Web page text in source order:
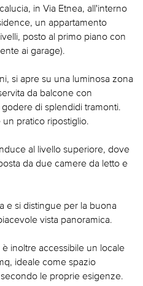
in Via Etnea, all'interno
un appartamento
posto al primo piano con
ai garage).
si apre su una luminosa zona
da balcone con
di splendidi tramonti.
pratico ripostiglio.
al livello superiore, dove
da due camere da letto e
e si distingue per la buona
vista panoramica.
inoltre accessibile un locale
ideale come spazio
le proprie esigenze.